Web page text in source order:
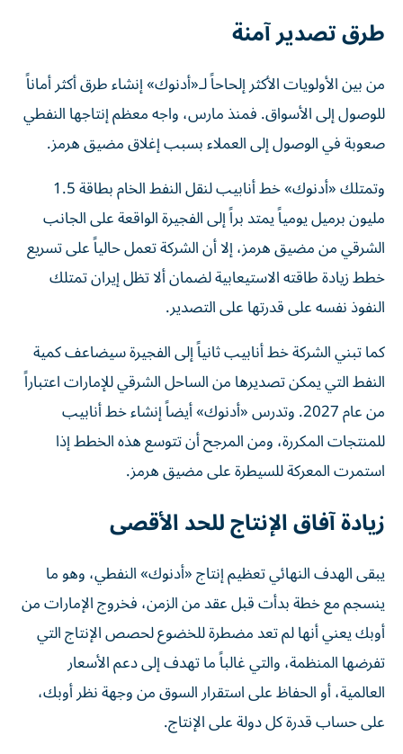
طرق تصدير آمنة
من بين الأولويات الأكثر إلحاحاً لـ«أدنوك» إنشاء طرق أكثر أماناً
للوصول إلى الأسواق. فمنذ مارس، واجه معظم إنتاجها النفطي
صعوبة في الوصول إلى العملاء بسبب إغلاق مضيق هرمز.
وتمتلك «أدنوك» خط أنابيب لنقل النفط الخام بطاقة 1.5
مليون برميل يومياً يمتد براً إلى الفجيرة الواقعة على الجانب
الشرقي من مضيق هرمز، إلا أن الشركة تعمل حالياً على تسريع
خطط زيادة طاقته الاستيعابية لضمان ألا تظل إيران تمتلك
النفوذ نفسه على قدرتها على التصدير.
كما تبني الشركة خط أنابيب ثانياً إلى الفجيرة سيضاعف كمية
النفط التي يمكن تصديرها من الساحل الشرقي للإمارات اعتباراً
من عام 2027. وتدرس «أدنوك» أيضاً إنشاء خط أنابيب
للمنتجات المكررة، ومن المرجح أن تتوسع هذه الخطط إذا
استمرت المعركة للسيطرة على مضيق هرمز.
زيادة آفاق الإنتاج للحد الأقصى
يبقى الهدف النهائي تعظيم إنتاج «أدنوك» النفطي، وهو ما
ينسجم مع خطة بدأت قبل عقد من الزمن، فخروج الإمارات من
أوبك يعني أنها لم تعد مضطرة للخضوع لحصص الإنتاج التي
تفرضها المنظمة، والتي غالباً ما تهدف إلى دعم الأسعار
العالمية، أو الحفاظ على استقرار السوق من وجهة نظر أوبك،
على حساب قدرة كل دولة على الإنتاج.